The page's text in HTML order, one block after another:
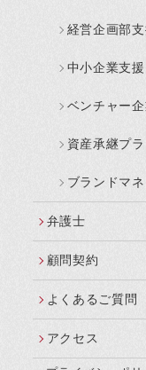
経営企画部
中小企業支援
ベンチャー
資産承継プ
ブランドマ
弁護士
顧問契約
よくあるご質問
アクセス